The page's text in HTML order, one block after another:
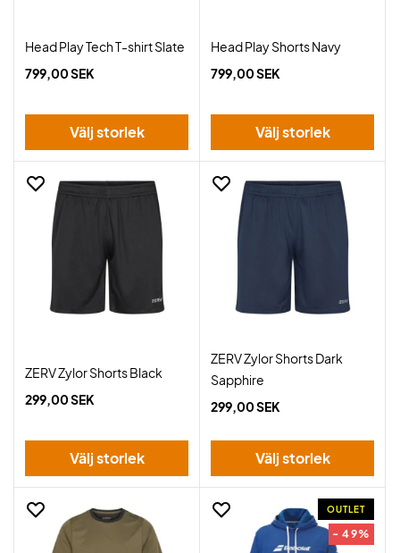
Head Play Tech T-shirt Slate
799,00 SEK
Välj storlek
Head Play Shorts Navy
799,00 SEK
Välj storlek
ZERV Zylor Shorts Black
299,00 SEK
Välj storlek
ZERV Zylor Shorts Dark
Sapphire
299,00 SEK
Välj storlek
OUTLET
- 49%